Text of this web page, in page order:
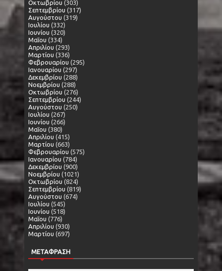
Οκτωβρίου (303)
Σεπτεμβρίου (317)
Αυγούστου (319)
Ιουλίου (332)
Ιουνίου (320)
Μαΐου (334)
Απριλίου (293)
Μαρτίου (336)
Φεβρουαρίου (295)
Ιανουαρίου (297)
Δεκεμβρίου (288)
Νοεμβρίου (288)
Οκτωβρίου (276)
Σεπτεμβρίου (244)
Αυγούστου (250)
Ιουλίου (267)
Ιουνίου (266)
Μαΐου (380)
Απριλίου (415)
Μαρτίου (663)
Φεβρουαρίου (575)
Ιανουαρίου (784)
Δεκεμβρίου (900)
Νοεμβρίου (1021)
Οκτωβρίου (824)
Σεπτεμβρίου (819)
Αυγούστου (674)
Ιουλίου (545)
Ιουνίου (518)
Μαΐου (776)
Απριλίου (930)
Μαρτίου (697)
ΜΕΤΑΦΡΑΣΗ